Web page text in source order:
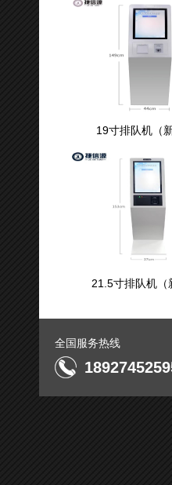
19寸排队机（新
21.5寸排队机（
全国服务热线